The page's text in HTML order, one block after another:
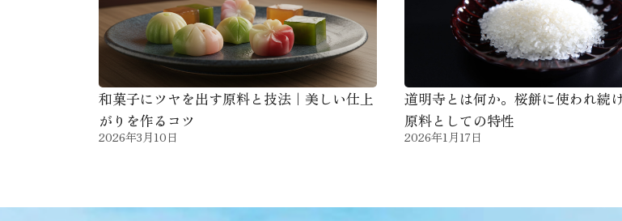
和菓子にツヤを出す原料と技法｜美しい仕上
がりを作るコツ
2026年3月10日
道明寺とは何か。桜餅に使われ続
原料としての特性
2026年1月17日